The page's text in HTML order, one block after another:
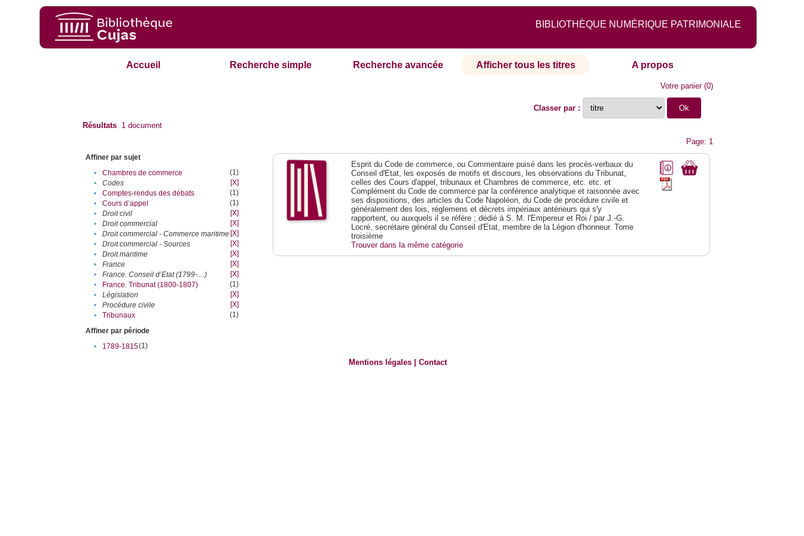
BIBLIOTHÈQUE NUMÉRIQUE PATRIMONIALE
Accueil Recherche simple Recherche avancée Afficher tous les titres A propos
Votre panier(0)
Classer par :
Résultats 1 document
Page: 1
Affiner par sujet
•
Chambres de commerce
(1)
•
Codes
[X]
•
Comptes-rendus des débats
(1)
•
Cours d’appel
(1)
•
Droit civil
[X]
•
Droit commercial
[X]
•
Droit commercial - Commerce maritime [X]
•
Droit commercial - Sources
[X]
•
Droit maritime
[X]
•
France
[X]
•
France. Conseil d’Etat (1799-....)
[X]
•
France. Tribunat (1800-1807)
(1)
•
Législation
[X]
•
Procédure civile
[X]
•
Tribunaux
(1)
Affiner par période
•
1789-1815(1)
Esprit du Code de commerce, ou Commentaire puisé dans les procès-verbaux du
Conseil d'Etat, les exposés de motifs et discours, les observations du Tribunat,
celles des Cours d'appel, tribunaux et Chambres de commerce, etc. etc. et
Complément du Code de commerce par la conférence analytique et raisonnée avec
ses dispositions, des articles du Code Napoléon, du Code de procédure civile et
généralement des lois, réglemens et décrets impériaux antérieurs qui s'y
rapportent, ou auxquels il se réfère ; dédié à S. M. l'Empereur et Roi / par J.-G.
Locré, secrétaire général du Conseil d'Etat, membre de la Légion d'honneur. Tome
troisième
Trouver dans la même catégorie
Mentions légales |Contact